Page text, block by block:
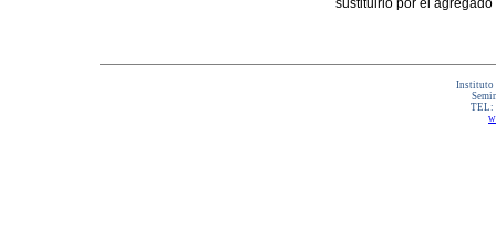
sustituirlo por el
Instituto
TEL: